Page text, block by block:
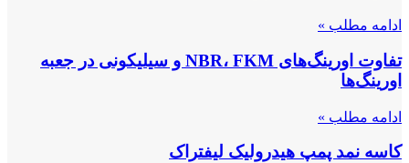
ادامه مطلب »
تفاوت اورینگ‌های NBR، FKM و سیلیکونی در جعبه
اورینگ‌ها
ادامه مطلب »
کاسه نمد پمپ هیدرولیک لیفتراک